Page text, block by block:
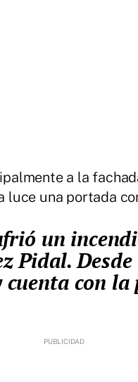
a la
luce una portada
Pidal.
con la